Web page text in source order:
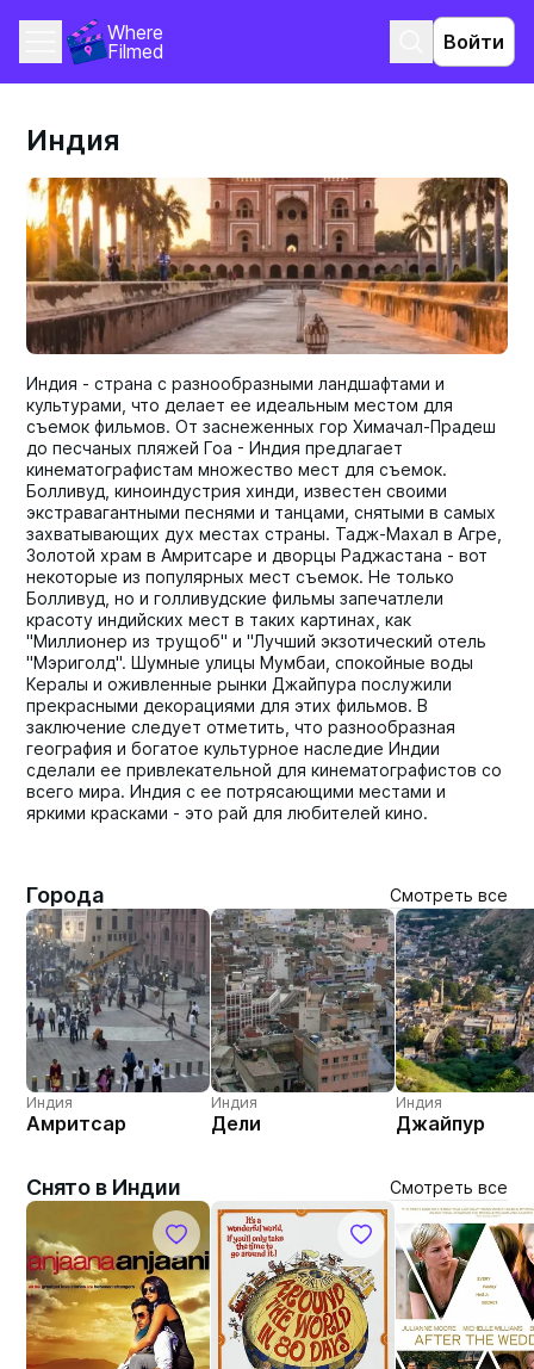
Where
Filmed
Войти
Индия
Индия - страна с разнообразными ландшафтами и
культурами, что делает ее идеальным местом для
съемок фильмов. От заснеженных гор Химачал-Прадеш
до песчаных пляжей Гоа - Индия предлагает
кинематографистам множество мест для съемок.
Болливуд, киноиндустрия хинди, известен своими
экстравагантными песнями и танцами, снятыми в самых
захватывающих дух местах страны. Тадж-Махал в Агре,
Золотой храм в Амритсаре и дворцы Раджастана - вот
некоторые из популярных мест съемок. Не только
Болливуд, но и голливудские фильмы запечатлели
красоту индийских мест в таких картинах, как
"Миллионер из трущоб" и "Лучший экзотический отель
"Мэриголд". Шумные улицы Мумбаи, спокойные воды
Кералы и оживленные рынки Джайпура послужили
прекрасными декорациями для этих фильмов. В
заключение следует отметить, что разнообразная
география и богатое культурное наследие Индии
сделали ее привлекательной для кинематографистов со
всего мира. Индия с ее потрясающими местами и
яркими красками - это рай для любителей кино.
Города Смотреть все
Индия
Амритсар
Индия
Дели
Индия
Джайпур
Снято в Индии Смотреть все